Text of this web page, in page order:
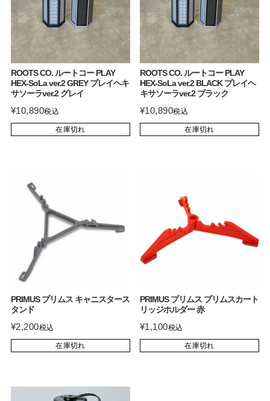
ROOTS CO. ルートコー PLAY
HEX-SoLa ver.2 GREY プレイヘキ
サソーラver.2 グレイ
¥10,890税込
在庫切れ
ROOTS CO. ルートコー PLAY
HEX-SoLa ver.2 BLACK プレイヘ
キサソーラver.2 ブラック
¥10,890税込
在庫切れ
PRIMUS プリムス キャニスタース
タンド
¥2,200税込
在庫切れ
PRIMUS プリムス プリムスカート
リッジホルダー 赤
¥1,100税込
在庫切れ